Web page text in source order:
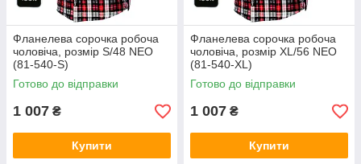
Фланелева сорочка робоча
чоловіча, розмір S/48 NEO
(81-540-S)
Готово до відправки
1 007 ₴
Купити
Фланелева сорочка робоча
чоловіча, розмір XL/56 NEO
(81-540-XL)
Готово до відправки
1 007 ₴
Купити